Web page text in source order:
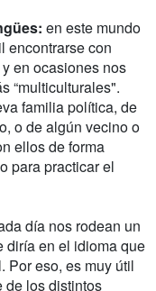
en este mundo
encontrarse con
en ocasiones nos
“multiculturales".
familia política, de
o de algún vecino o
ellos de forma
para practicar el
día nos rodean un
diría en el idioma que
Por eso, es muy útil
de los distintos